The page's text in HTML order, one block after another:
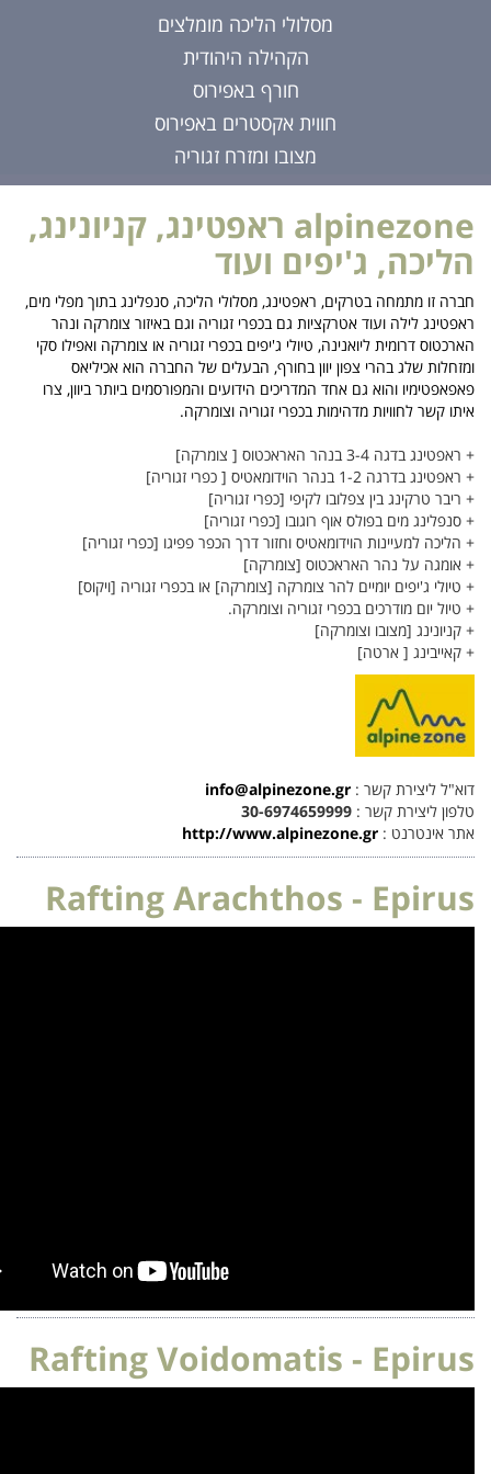
מסלולי הליכה מומלצים
הקהילה היהודית
חורף באפירוס
חווית אקסטרים באפירוס
מצובו ומזרח זגוריה
alpinezone ראפטינג, קניונינג,
ג'יפים ועוד
בטרקים, ראפטינג, מסלולי הליכה, סנפלינג בתוך מפלי מים,
ועוד אטרקציות גם בכפרי זגוריה וגם באיזור צומרקה ונהר
ליואנינה, טיולי ג'יפים בכפרי זגוריה או צומרקה ואפילו סקי
בהרי צפון יוון בחורף, הבעלים של החברה הוא אכיליאס
והוא גם אחד המדריכים הידועים והמפורסמים ביותר ביוון, צרו
מדהימות בכפרי זגוריה וצומרקה.
[ צומרקה]
[ כפרי זגוריה]
בין צפלובו לקיפי [כפרי זגוריה]
מים בפולס אוף רוגובו [כפרי זגוריה]
הוידומאטיס וחזור דרך הכפר פפיגו [כפרי זגוריה]
נהר האראכטוס [צומרקה]
יומיים להר צומרקה [צומרקה] או בכפרי זגוריה [ויקוס]
מודרכים בכפרי זגוריה וצומרקה.
[מצובו וצומרקה]
[ ארטה]
קשר :info@alpinezone.gr
קשר :30-6974659999
:
http://www.alpinezone.gr
Rafting Arachthos -
Rafting Voidomatis -